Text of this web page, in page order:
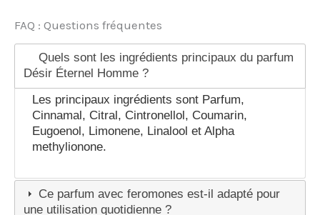
FAQ : Questions fréquentes
Quels sont les ingrédients principaux du parfum
Désir Éternel Homme ?
Les principaux ingrédients sont Parfum,
Cinnamal, Citral, Cintronellol, Coumarin,
Eugoenol, Limonene, Linalool et Alpha
methylionone.
Ce parfum avec feromones est-il adapté pour
une utilisation quotidienne ?